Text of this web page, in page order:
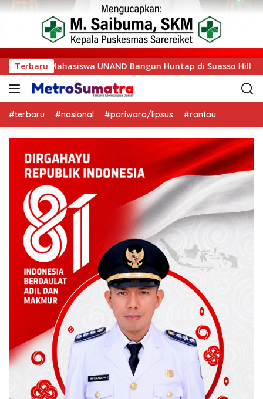
Terbaru
di Suasso Hill Gunung Nago Camat Singingi
#terbaru #nasional #pariwara/lipsus #rantau